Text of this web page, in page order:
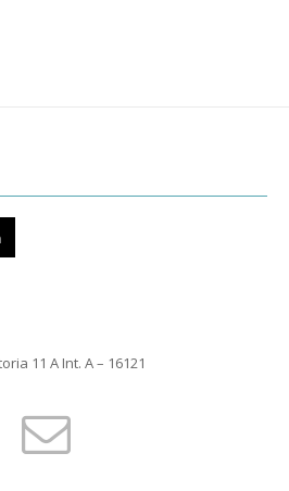
11 A Int. A – 16121